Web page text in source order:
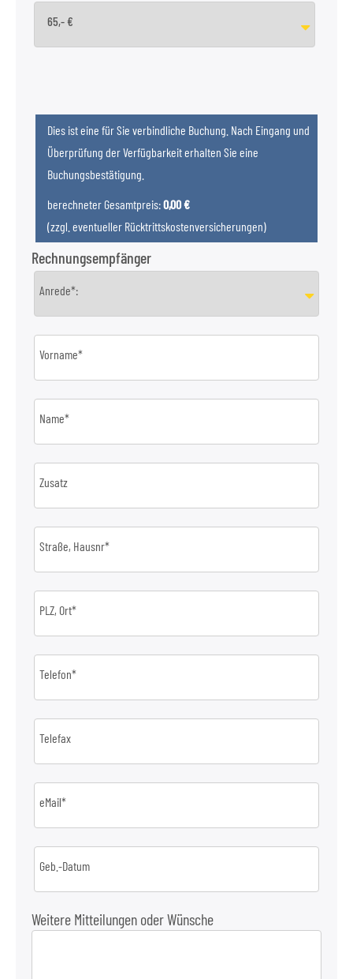
65,- €
Dies ist eine für Sie verbindliche Buchung. Nach Eingang und
Überprüfung der Verfügbarkeit erhalten Sie eine
Buchungsbestätigung.
berechneter Gesamtpreis:0,00 €
(zzgl. eventueller Rücktrittskostenversicherungen)
Rechnungsempfänger
Anrede*:
Vorname*
Name*
Zusatz
Straße, Hausnr*
PLZ, Ort*
Telefon*
Telefax
eMail*
Geb.-Datum
Weitere Mitteilungen oder Wünsche